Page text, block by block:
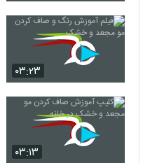
۰۳:۲۳
۰۳:۱۳